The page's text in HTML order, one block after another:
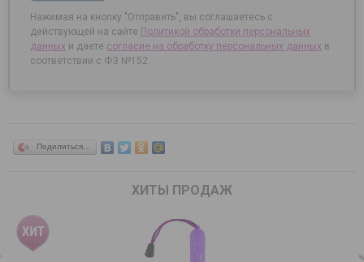
Нажимая на кнопку "Отправить", вы соглашаетесь с
действующей на сайте Политикой обработки персональных
данных и даете согласие на обработку персональных данных в
соответствии с ФЗ №152.
Поделиться…
ХИТЫ ПРОДАЖ